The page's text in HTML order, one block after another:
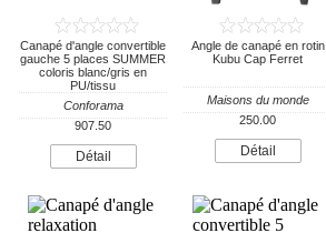
Canapé d'angle convertible
gauche 5 places SUMMER
coloris blanc/gris en
PU/tissu
Conforama
907.50
Détail
Angle de canapé en rotin
Kubu Cap Ferret
Maisons du monde
250.00
Détail